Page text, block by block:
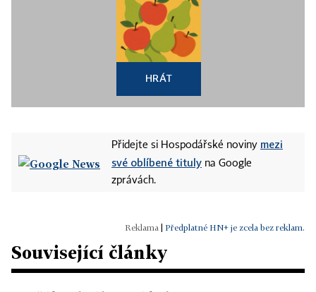
HRÁT
Přidejte si Hospodářské noviny mezi
své oblíbené tituly na Google
zprávách.
Předplatné HN+ je zcela bez reklam.
Související články